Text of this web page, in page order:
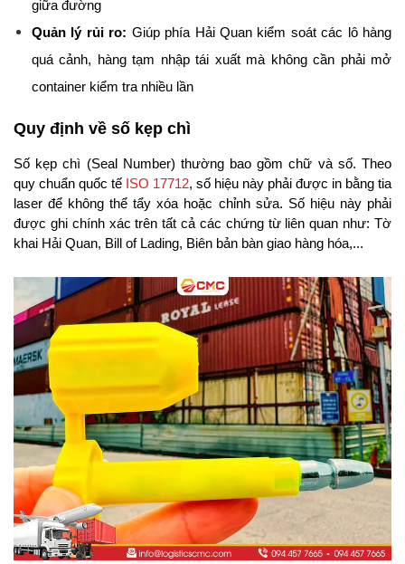
giữa đường
Quản lý rủi ro: Giúp phía Hải Quan kiểm soát các lô hàng
quá cảnh, hàng tạm nhập tái xuất mà không cần phải mở
container kiểm tra nhiều lần
Quy định về số kẹp chì
Số kẹp chì (Seal Number) thường bao gồm chữ và số. Theo
quy chuẩn quốc tế ISO 17712, số hiệu này phải được in bằng tia
laser để không thể tẩy xóa hoặc chỉnh sửa. Số hiệu này phải
được ghi chính xác trên tất cả các chứng từ liên quan như: Tờ
khai Hải Quan, Bill of Lading, Biên bản bàn giao hàng hóa,...